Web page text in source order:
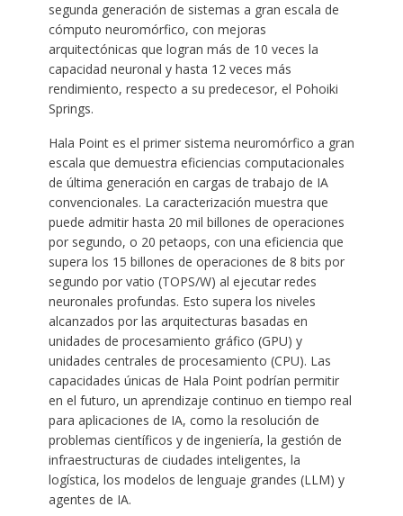
segunda generación de sistemas a gran escala de
cómputo neuromórfico, con mejoras
arquitectónicas que logran más de 10 veces la
capacidad neuronal y hasta 12 veces más
rendimiento, respecto a su predecesor, el Pohoiki
Springs.
Hala Point es el primer sistema neuromórfico a gran
escala que demuestra eficiencias computacionales
de última generación en cargas de trabajo de IA
convencionales. La caracterización muestra que
puede admitir hasta 20 mil billones de operaciones
por segundo, o 20 petaops, con una eficiencia que
supera los 15 billones de operaciones de 8 bits por
segundo por vatio (TOPS/W) al ejecutar redes
neuronales profundas. Esto supera los niveles
alcanzados por las arquitecturas basadas en
unidades de procesamiento gráfico (GPU) y
unidades centrales de procesamiento (CPU). Las
capacidades únicas de Hala Point podrían permitir
en el futuro, un aprendizaje continuo en tiempo real
para aplicaciones de IA, como la resolución de
problemas científicos y de ingeniería, la gestión de
infraestructuras de ciudades inteligentes, la
logística, los modelos de lenguaje grandes (LLM) y
agentes de IA.